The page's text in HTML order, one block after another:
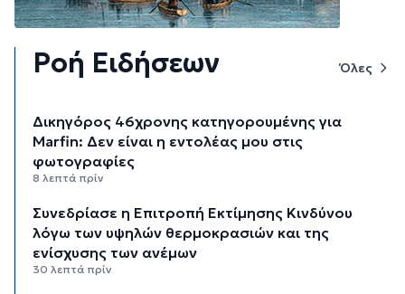
Ροή Ειδήσεων Όλες
Δικηγόρος 46χρονης κατηγορουμένης για
Marfin: Δεν είναι η εντολέας μου στις
φωτογραφίες
8 λεπτά πρίν
Συνεδρίασε η Επιτροπή Εκτίμησης Κινδύνου
λόγω των υψηλών θερμοκρασιών και της
ενίσχυσης των ανέμων
30 λεπτά πρίν